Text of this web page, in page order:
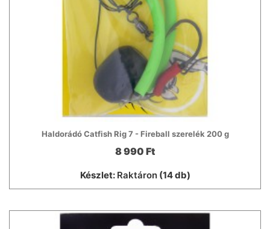
Haldorádó Catfish Rig 7 - Fireball szerelék 200 g
8 990 Ft
Készlet: Raktáron(14 db)